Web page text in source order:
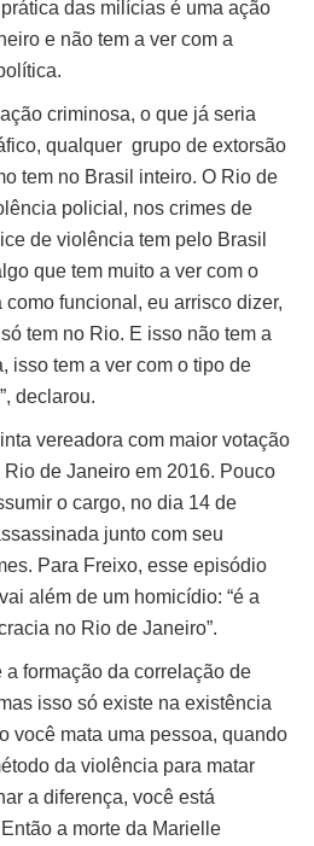
das milícias é uma ação
e não tem a ver com a
criminosa, o que já seria
qualquer grupo de extorsão
tem no Brasil inteiro. O Rio de
policial, nos crimes de
de violência tem pelo Brasil
que tem muito a ver com o
funcional, eu arrisco dizer,
tem no Rio. E isso não tem a
isso tem a ver com o tipo de
declarou.
vereadora com maior votação
de Janeiro em 2016. Pouco
o cargo, no dia 14 de
junto com seu
Para Freixo, esse episódio
além de um homicídio: “é a
no Rio de Janeiro”.
a formação da correlação de
isso só existe na existência
você mata uma pessoa, quando
da violência para matar
a diferença, você está
a morte da Marielle